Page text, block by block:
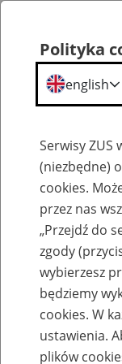
Szkolenia
Zaproś
Polityka
english
Serwisy ZUS
(niezbędne)
cookies.
przez nas
„Przejdź do
zgody
wybierzesz
będziemy
cookies. W
ustawienia.
plików